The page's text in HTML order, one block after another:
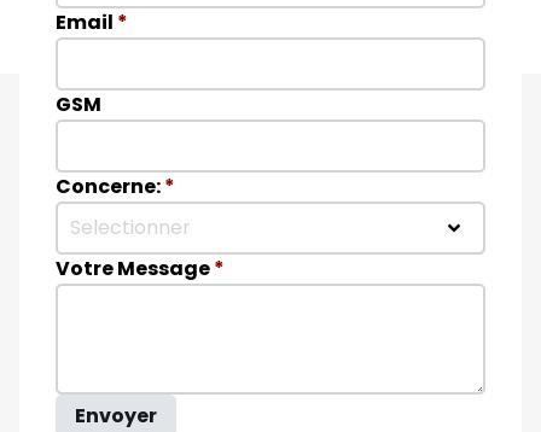
Email *
GSM
Concerne:*
Selectionner
Votre Message*
Envoyer